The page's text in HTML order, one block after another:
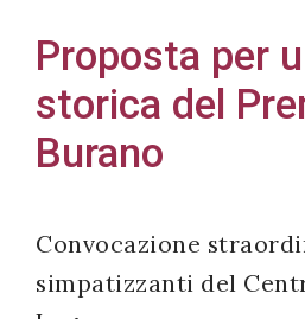
Proposta per
storica del
Burano
Convocazione
simpatizzanti del
all'uso dei
miei dati
personali in
con il
legislativo
196/03